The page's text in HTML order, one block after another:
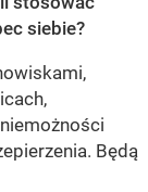
siebie?
Będą